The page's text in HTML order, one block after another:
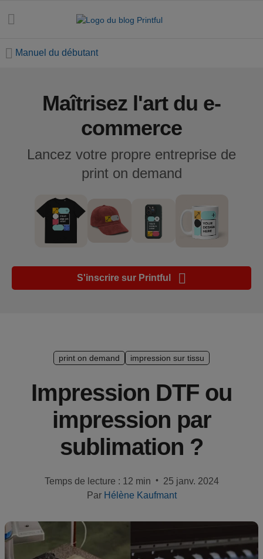
Toutes les
marketing
commerce
tendances
Guide de
plate-
Création
Manuel du débutant
Maîtrisez l'art du e-
commerce
Lancez votre propre entreprise de
print on demand
S'inscrire sur Printful
print on demand impression sur tissu
Impression DTF ou
impression par
sublimation ?
Temps de lecture : 12 min •
25 janv. 2024
Par Hélène Kaufmant